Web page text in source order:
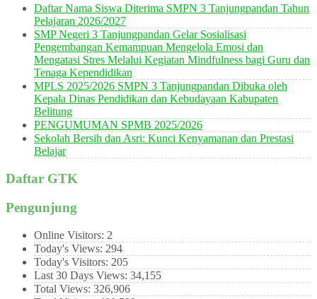
Daftar Nama Siswa Diterima SMPN 3 Tanjungpandan Tahun
Pelajaran 2026/2027
SMP Negeri 3 Tanjungpandan Gelar Sosialisasi
Pengembangan Kemampuan Mengelola Emosi dan
Mengatasi Stres Melalui Kegiatan Mindfulness bagi Guru dan
Tenaga Kependidikan
MPLS 2025/2026 SMPN 3 Tanjungpandan Dibuka oleh
Kepala Dinas Pendidikan dan Kebudayaan Kabupaten
Belitung
PENGUMUMAN SPMB 2025/2026
Sekolah Bersih dan Asri: Kunci Kenyamanan dan Prestasi
Belajar
Daftar GTK
Pengunjung
Online Visitors: 2
Today's Views: 294
Today's Visitors: 205
Last 30 Days Views: 34,155
Total Views: 326,906